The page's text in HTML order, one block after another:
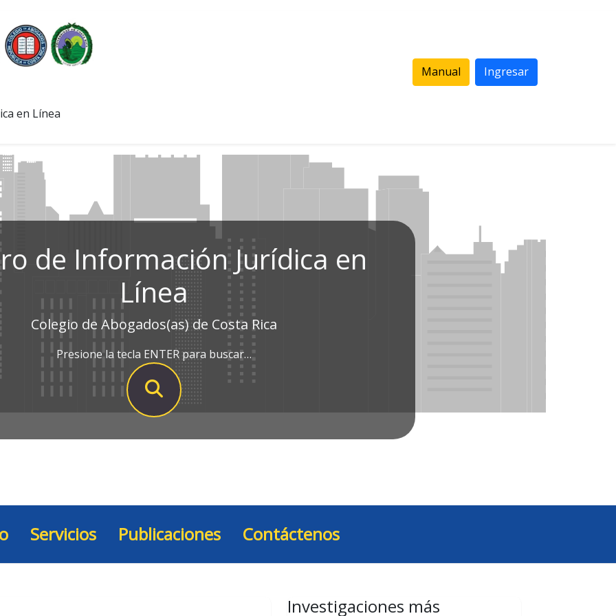
en Línea
Manual Ingresar
de Información Jurídica en
Línea
Colegio de Abogados(as) de Costa Rica
Presione la tecla ENTER para buscar…
Servicios Publicaciones Contáctenos
Investigaciones más